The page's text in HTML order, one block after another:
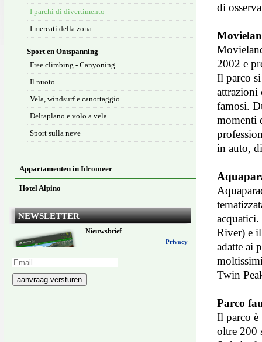
I parchi di divertimento
I mercati della zona
Sport en Ontspanning
Free climbing - Canyoning
Il nuoto
Vela, windsurf e canottaggio
Deltaplano e volo a vela
Sport sulla neve
Appartamenten in Idromeer
Hotel Alpino
NEWSLETTER
Nieuwsbrief
Privacy
aanvraag versturen
di
2002 e
Il parco
attrazioni
famosi.
momenti
in auto,
River) e
adatte ai
Twin
Parco
Il parco
oltre 200